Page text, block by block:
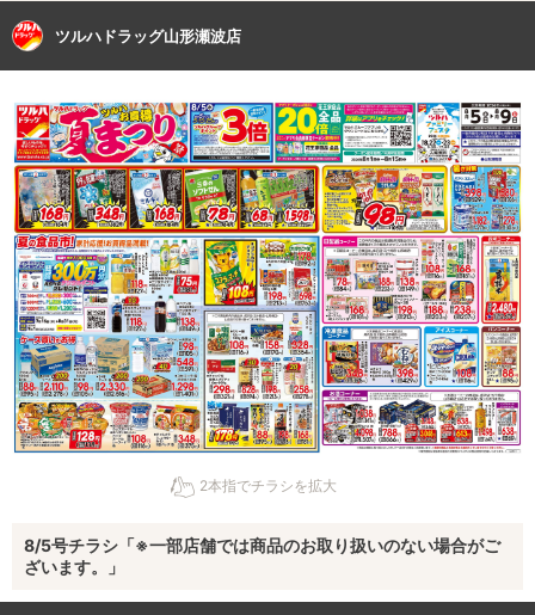
ツルハドラッグ山形瀬波店
2本指でチラシを拡大
8/5号チラシ「※一部店舗では商品のお取り扱いのない場合がご
ざいます。」